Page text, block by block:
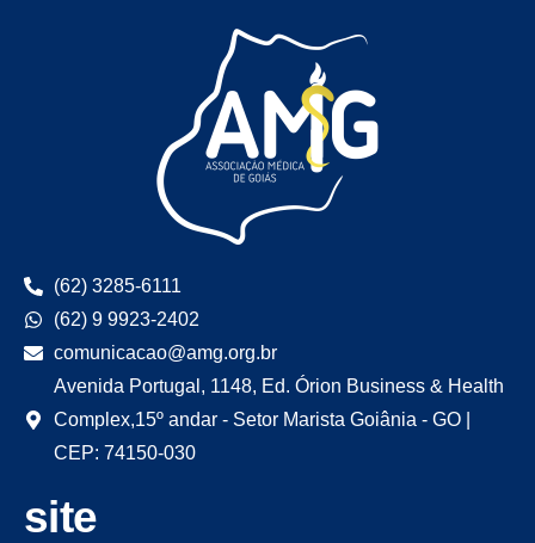
(62) 3285-6111
(62) 9 9923-2402
comunicacao@amg.org.br
Avenida Portugal, 1148, Ed. Órion Business & Health
Complex,15º andar - Setor Marista Goiânia - GO |
CEP: 74150-030
site